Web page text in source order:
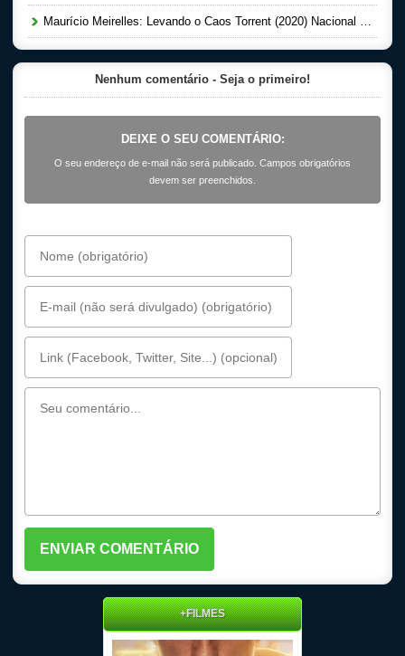
Maurício Meirelles: Levando o Caos Torrent (2020) Nacional WEB-DL 720p – Download
Nenhum comentário - Seja o primeiro!
DEIXE O SEU COMENTÁRIO:
O seu endereço de e-mail não será publicado. Campos obrigatórios
devem ser preenchidos.
+FILMES